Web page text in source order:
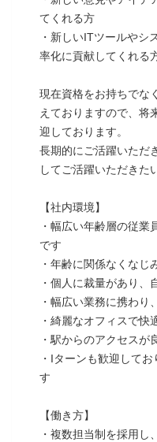
てくれる方
・新しいITツールやシ
率化に貢献してくれる
現在資格をお持ちでな
えておりますので、将
迎しております。
長期的にご活躍いただ
してご活躍いただきた
【社内環境】
・幅広い年齢層の従
です
・年齢に関係なくなじ
・個人に裁量があり、
・幅広い業務に携わり
・綺麗なオフィスで快
・駅からのアクセスが
・Iターンも歓迎して
す
【働き方】
・複数担当制を採用